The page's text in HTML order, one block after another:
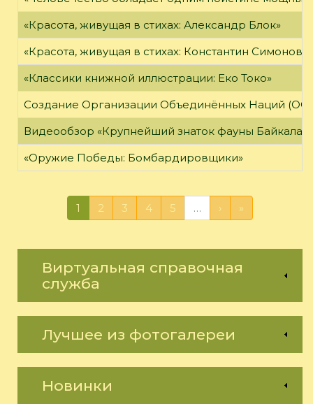
«Красота, живущая в стихах: Александр Блок»
«Красота, живущая в стихах: Константин Симонов»
«Классики книжной иллюстрации: Еко Токо»
Создание Организации Объединённых Наций
Видеообзор «Крупнейший знаток фауны Байкала»
«Оружие Победы: Бомбардировщики»
1 2 3 4 5 … › »
Виртуальная справочная
служба
Лучшее из фотогалереи
Новинки